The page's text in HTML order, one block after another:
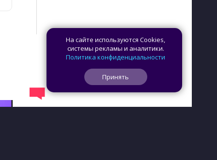
На сайте используются Cookies,
системы рекламы и аналитики.
Политика конфиденциальности
Принять